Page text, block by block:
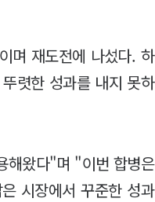
며 재도전에 나섰다. 하
렷한 성과를 내지 못하
해왔다"며 "이번 합병은
시장에서 꾸준한 성과